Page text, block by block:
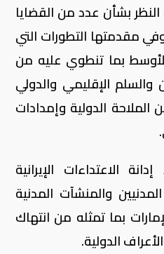
بشأن عدد من القضايا
مقدمتها التطورات التي
بما تنطوي عليه من
الإقليمي والدولي
الملاحة الدولية وإمدادات
الاعتداءات الإيرانية
والمنشآت المدنية
بما تمثله من انتهاك
الدولية.